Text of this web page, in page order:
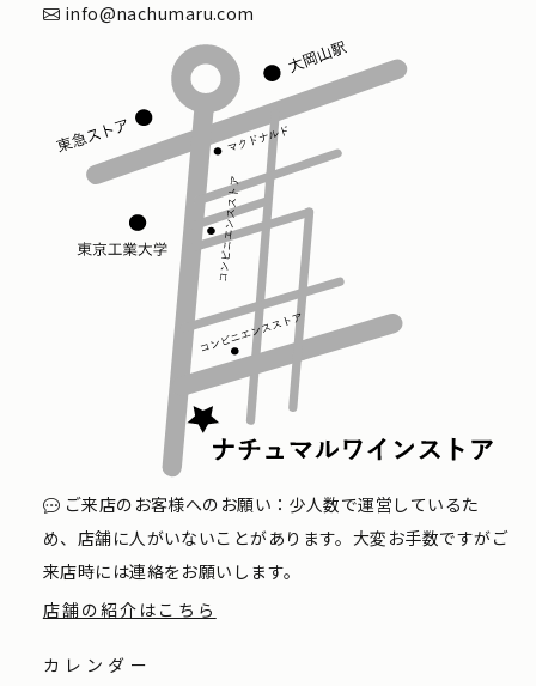
info@nachumaru.com
ご来店のお客様へのお願い：少人数で運営しているた
め、店舗に人がいないことがあります。大変お手数ですがご
来店時には連絡をお願いします。
店舗の紹介はこちら
カレンダー